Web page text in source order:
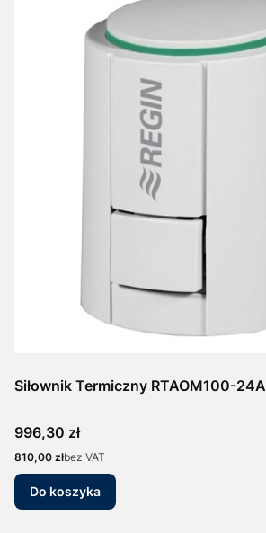
Siłownik Termiczny RTAOM100-24A
Cena
996,30 zł
Cena
810,00 złbez VAT
Do koszyka